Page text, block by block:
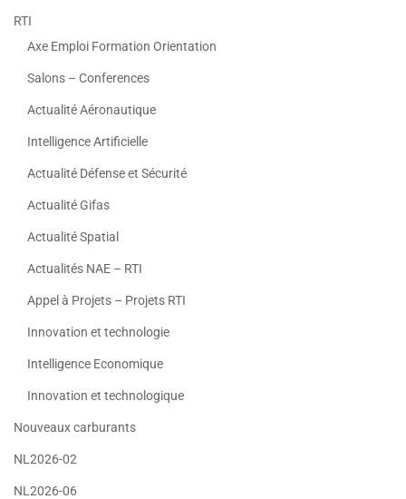
RTI
Axe Emploi Formation Orientation
Salons – Conferences
Actualité Aéronautique
Intelligence Artificielle
Actualité Défense et Sécurité
Actualité Gifas
Actualité Spatial
Actualités NAE – RTI
Appel à Projets – Projets RTI
Innovation et technologie
Intelligence Economique
Innovation et technologique
Nouveaux carburants
NL2026-02
NL2026-06